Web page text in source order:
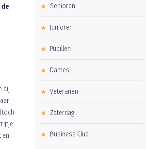
bij
en
Senioren
Junioren
Pupillen
Dames
Veteranen
Zaterdag
Business Club